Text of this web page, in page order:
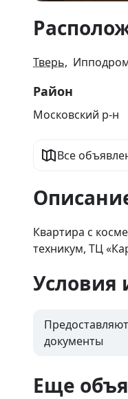
1
7
Тверь,
Район
Московский р-н
Все
Квартира с
техникум, ТЦ
Условия
документы
Еще